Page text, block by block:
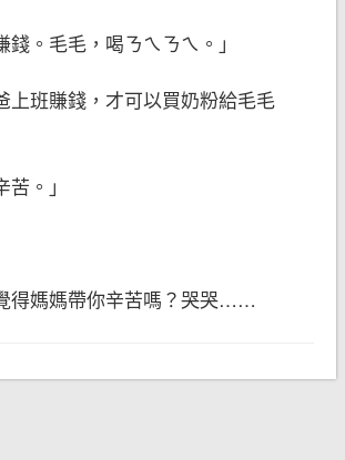
錢。毛毛，喝ㄋㄟㄋㄟ。」
上班賺錢，才可以買奶粉給毛毛
。」
得媽媽帶你辛苦嗎？哭哭……